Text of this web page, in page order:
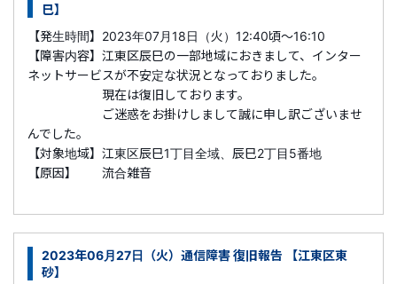
巳】
【発生時間】2023年07月18日（火）12:40頃～16:10
【障害内容】江東区辰巳の一部地域におきまして、インター
ネットサービスが不安定な状況となっておりました。
現在は復旧しております。
ご迷惑をお掛けしまして誠に申し訳ございませ
んでした。
【対象地域】江東区辰巳1丁目全域、辰巳2丁目5番地
【原因】 流合雑音
2023年06月27日（火）通信障害 復旧報告 【江東区東
砂】